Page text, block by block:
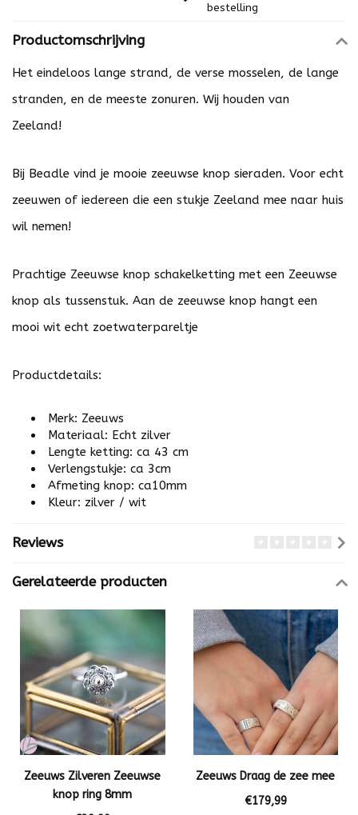
bestelling
Productomschrijving
Het eindeloos lange strand, de verse mosselen, de lange
stranden, en de meeste zonuren. Wij houden van
Zeeland!
Bij Beadle vind je mooie zeeuwse knop sieraden. Voor echt
zeeuwen of iedereen die een stukje Zeeland mee naar huis
wil nemen!
Prachtige Zeeuwse knop schakelketting met een Zeeuwse
knop als tussenstuk. Aan de zeeuwse knop hangt een
mooi wit echt zoetwaterpareltje
Productdetails:
Merk: Zeeuws
Materiaal: Echt zilver
Lengte ketting: ca 43 cm
Verlengstukje: ca 3cm
Afmeting knop: ca10mm
Kleur: zilver / wit
Reviews
Gerelateerde producten
Zeeuws Zilveren Zeeuwse
knop ring 8mm
Zeeuws Draag de zee mee
€179,99